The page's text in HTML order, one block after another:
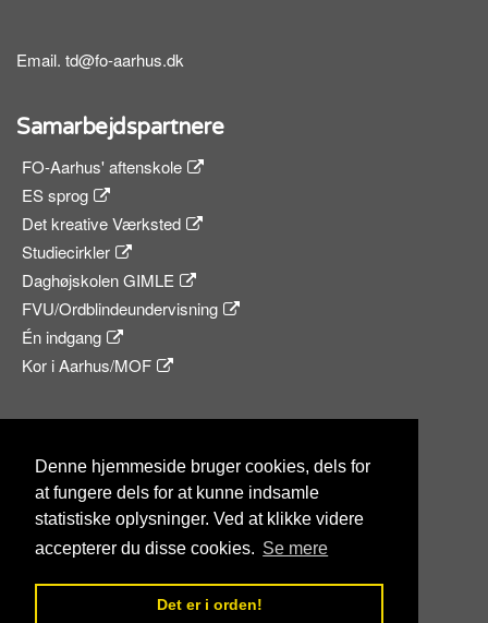
Denne hjemmeside bruger cookies, dels for
at fungere dels for at kunne indsamle
statistiske oplysninger. Ved at klikke videre
accepterer du disse cookies. Se mere
Det er i orden!
Email. td@fo-aarhus.dk
Samarbejdspartnere
FO-Aarhus' aftenskole
ES sprog
Det kreative Værksted
Studiecirkler
Daghøjskolen GIMLE
FVU/Ordblindeundervisning
Én indgang
Kor i Aarhus/MOF
© 2026
Cookie- og privatlivspolitik
Sitemap
FO-Aarhus™